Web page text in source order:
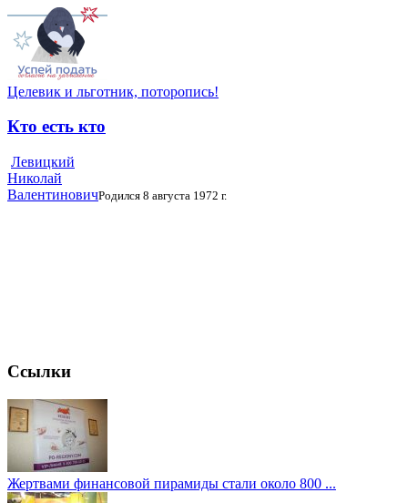
Целевик и льготник, поторопись!
Кто есть кто
Левицкий
Николай
ВалентиновичРодился 8 августа 1972 г.
Ссылки
Жертвами финансовой пирамиды стали около 800 ...